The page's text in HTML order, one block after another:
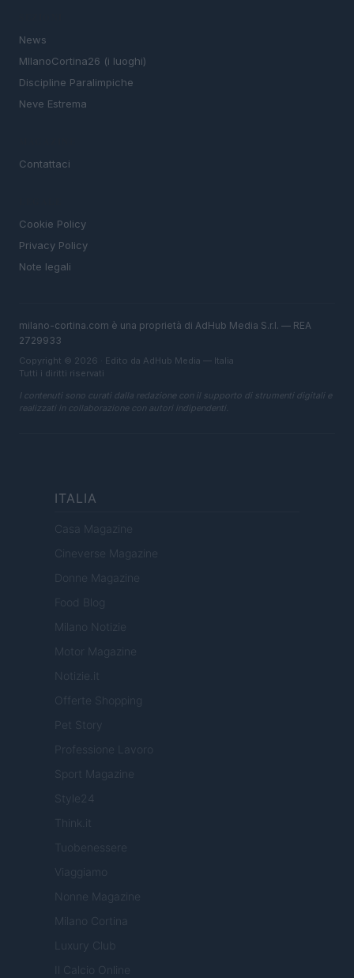
News
MIlanoCortina26 (i luoghi)
Discipline Paralimpiche
Neve Estrema
Contattaci
Cookie Policy
Privacy Policy
Note legali
milano-cortina.com è una proprietà di AdHub Media S.r.l. — REA
2729933
Copyright © 2026 · Edito da AdHub Media — Italia
Tutti i diritti riservati
I contenuti sono curati dalla redazione con il supporto di strumenti digitali e
realizzati in collaborazione con autori indipendenti.
ITALIA
Casa Magazine
Cineverse Magazine
Donne Magazine
Food Blog
Milano Notizie
Motor Magazine
Notizie.it
Offerte Shopping
Pet Story
Professione Lavoro
Sport Magazine
Style24
Think.it
Tuobenessere
Viaggiamo
Nonne Magazine
Milano Cortina
Luxury Club
Il Calcio Online